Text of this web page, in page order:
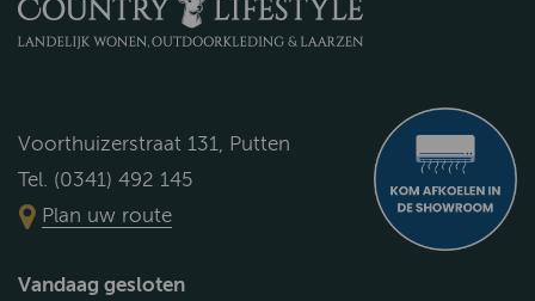
Voorthuizerstraat 131, Putten
Tel. (0341) 492 145
Plan uw route
Vandaag gesloten